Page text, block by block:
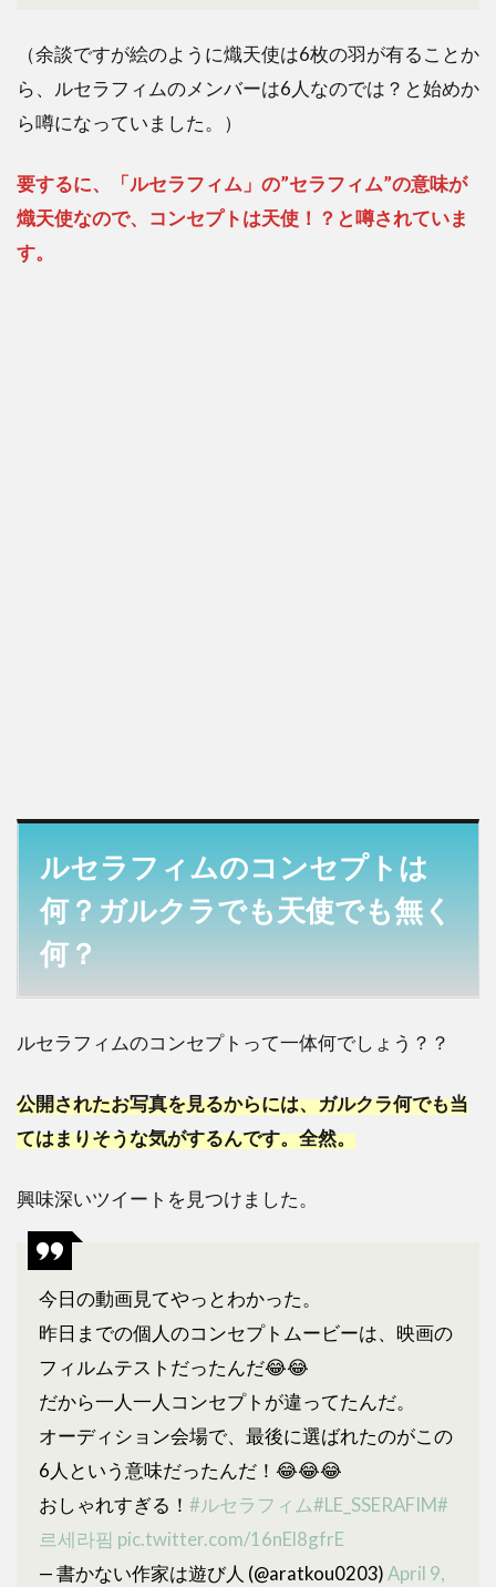
（余談ですが絵のように熾天使は6枚の羽が有ることか
ら、ルセラフィムのメンバーは6人なのでは？と始めか
ら噂になっていました。）
要するに、「ルセラフィム」の”セラフィム”の意味が
熾天使なので、コンセプトは天使！？と噂されていま
す。
ルセラフィムのコンセプトは
何？ガルクラでも天使でも無く
何？
ルセラフィムのコンセプトって一体何でしょう？？
公開されたお写真を見るからには、ガルクラ何でも当
てはまりそうな気がするんです。全然。
興味深いツイートを見つけました。
今日の動画見てやっとわかった。
昨日までの個人のコンセプトムービーは、映画の
フィルムテストだったんだ😂😂
だから一人一人コンセプトが違ってたんだ。
オーディション会場で、最後に選ばれたのがこの
6人という意味だったんだ！😂😂😂
おしゃれすぎる！ #ルセラフィム#LE_SSERAFIM#
르세라핌 pic.twitter.com/16nEl8gfrE
— 書かない作家は遊び人 (@aratkou0203)April 9,